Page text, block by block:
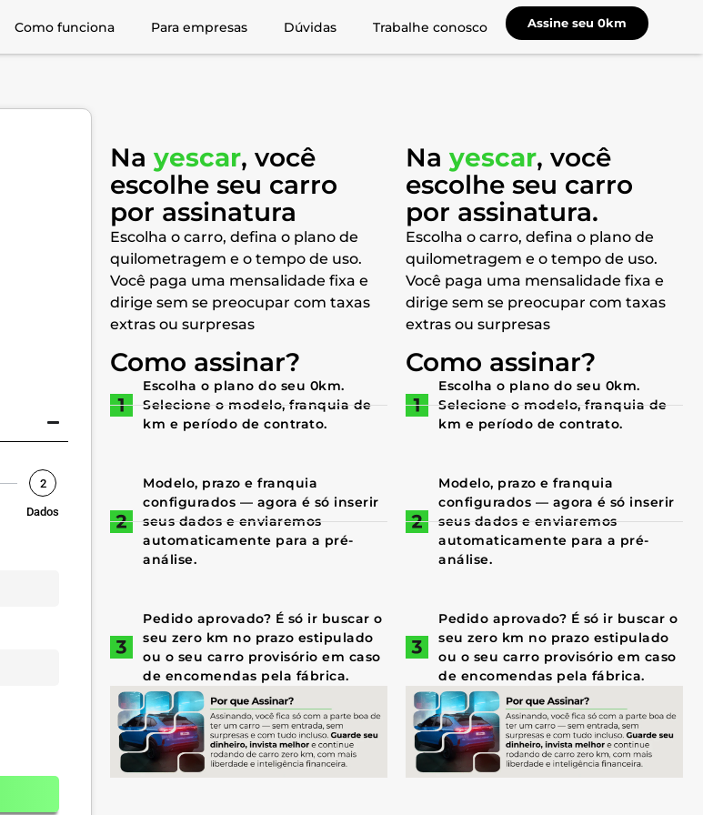
Como funciona Para empresas Dúvidas Trabalhe conosco Assine seu 0km
2
Dados
Na yescar, você
escolhe seu carro
por assinatura
Escolha o carro, defina o plano de
quilometragem e o tempo de uso.
Você paga uma mensalidade fixa e
dirige sem se preocupar com taxas
extras ou surpresas
Como assinar?
Escolha o plano do seu 0km.
Selecione o modelo, franquia de
km e período de contrato.
Modelo, prazo e franquia
configurados — agora é só inserir
seus dados e enviaremos
automaticamente para a pré-
análise.
Pedido aprovado? É só ir buscar o
seu zero km no prazo estipulado
ou o seu carro provisório em caso
de encomendas pela fábrica.
Na yescar, você
escolhe seu carro
por assinatura.
Escolha o carro, defina o plano de
quilometragem e o tempo de uso.
Você paga uma mensalidade fixa e
dirige sem se preocupar com taxas
extras ou surpresas
Como assinar?
Escolha o plano do seu 0km.
Selecione o modelo, franquia de
km e período de contrato.
Modelo, prazo e franquia
configurados — agora é só inserir
seus dados e enviaremos
automaticamente para a pré-
análise.
Pedido aprovado? É só ir buscar o
seu zero km no prazo estipulado
ou o seu carro provisório em caso
de encomendas pela fábrica.